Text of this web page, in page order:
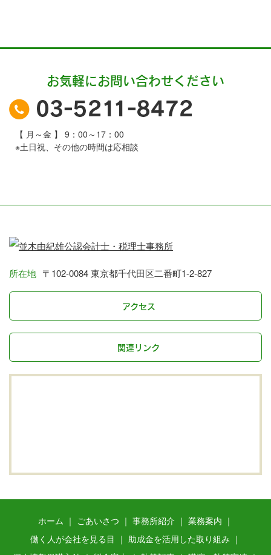
お気軽にお問い合わせください
【 月～金 】 9：00～17：00
※土日祝、その他の時間は応相談
所在地 〒102-0084 東京都千代田区二番町1-2-827
アクセス
関連リンク
ホーム ごあいさつ 事務所紹介
業務案内
働く人が会社を見る目
助成金を活用した取り組み